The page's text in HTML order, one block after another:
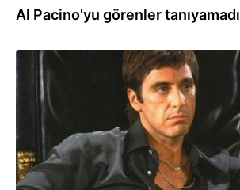
Al Pacino'yu görenler tanıyamadı
11.06.2026